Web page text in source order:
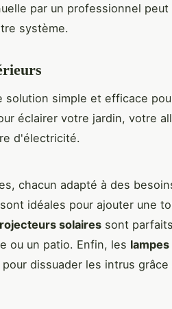
par un professionnel peut
système.
solution simple et efficace
éclairer votre jardin, votre
d'électricité.
chacun adapté à des
sont idéales pour ajouter une
solaires sont
ou un patio. Enfin, les lampes
dissuader les intrus grâce